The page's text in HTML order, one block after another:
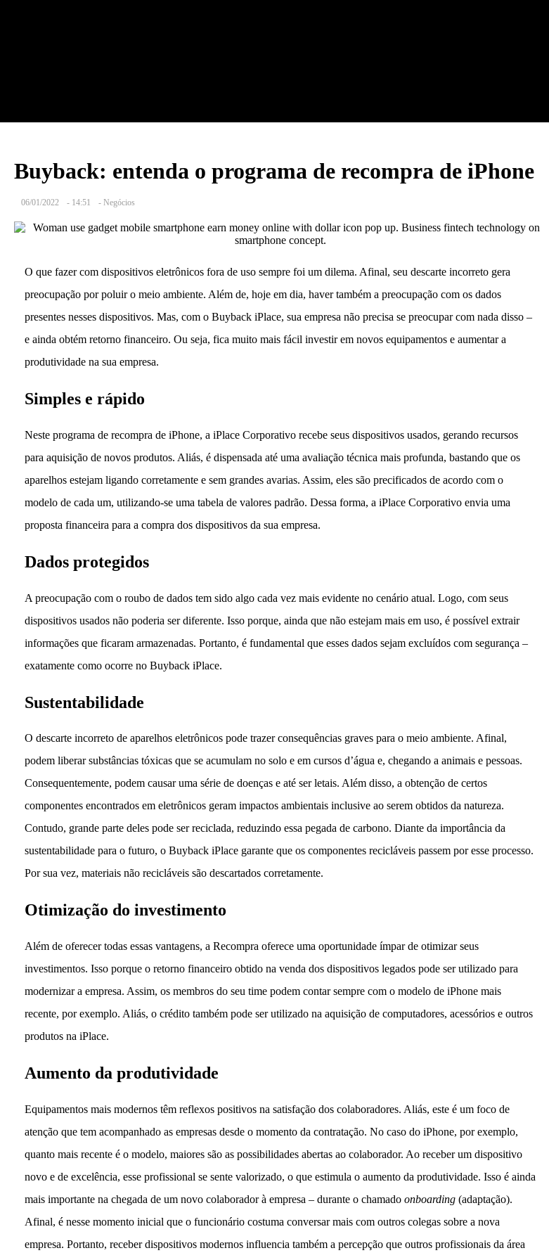
Buyback: entenda o programa de recompra de iPhone
06/01/2022 - 14:51 - Negócios
O que fazer com dispositivos eletrônicos fora de uso sempre foi um dilema. Afinal, seu descarte incorreto gera
preocupação por poluir o meio ambiente. Além de, hoje em dia, haver também a preocupação com os dados
presentes nesses dispositivos. Mas, com o Buyback iPlace, sua empresa não precisa se preocupar com nada disso –
e ainda obtém retorno financeiro. Ou seja, fica muito mais fácil investir em novos equipamentos e aumentar a
produtividade na sua empresa.
Simples e rápido
Neste programa de recompra de iPhone, a iPlace Corporativo recebe seus dispositivos usados, gerando recursos
para aquisição de novos produtos. Aliás, é dispensada até uma avaliação técnica mais profunda, bastando que os
aparelhos estejam ligando corretamente e sem grandes avarias. Assim, eles são precificados de acordo com o
modelo de cada um, utilizando-se uma tabela de valores padrão. Dessa forma, a iPlace Corporativo envia uma
proposta financeira para a compra dos dispositivos da sua empresa.
Dados protegidos
A preocupação com o roubo de dados tem sido algo cada vez mais evidente no cenário atual. Logo, com seus
dispositivos usados não poderia ser diferente. Isso porque, ainda que não estejam mais em uso, é possível extrair
informações que ficaram armazenadas. Portanto, é fundamental que esses dados sejam excluídos com segurança –
exatamente como ocorre no Buyback iPlace.
Sustentabilidade
O descarte incorreto de aparelhos eletrônicos pode trazer consequências graves para o meio ambiente. Afinal,
podem liberar substâncias tóxicas que se acumulam no solo e em cursos d’água e, chegando a animais e pessoas.
Consequentemente, podem causar uma série de doenças e até ser letais. Além disso, a obtenção de certos
componentes encontrados em eletrônicos geram impactos ambientais inclusive ao serem obtidos da natureza.
Contudo, grande parte deles pode ser reciclada, reduzindo essa pegada de carbono. Diante da importância da
sustentabilidade para o futuro, o Buyback iPlace garante que os componentes recicláveis passem por esse processo.
Por sua vez, materiais não recicláveis são descartados corretamente.
Otimização do investimento
Além de oferecer todas essas vantagens, a Recompra oferece uma oportunidade ímpar de otimizar seus
investimentos. Isso porque o retorno financeiro obtido na venda dos dispositivos legados pode ser utilizado para
modernizar a empresa. Assim, os membros do seu time podem contar sempre com o modelo de iPhone mais
recente, por exemplo. Aliás, o crédito também pode ser utilizado na aquisição de computadores, acessórios e outros
produtos na iPlace.
Aumento da produtividade
Equipamentos mais modernos têm reflexos positivos na satisfação dos colaboradores. Aliás, este é um foco de
atenção que tem acompanhado as empresas desde o momento da contratação. No caso do iPhone, por exemplo,
quanto mais recente é o modelo, maiores são as possibilidades abertas ao colaborador. Ao receber um dispositivo
novo e de excelência, esse profissional se sente valorizado, o que estimula o aumento da produtividade. Isso é ainda
mais importante na chegada de um novo colaborador à empresa – durante o chamado onboarding (adaptação).
Afinal, é nesse momento inicial que o funcionário costuma conversar mais com outros colegas sobre a nova
empresa. Portanto, receber dispositivos modernos influencia também a percepção que outros profissionais da área